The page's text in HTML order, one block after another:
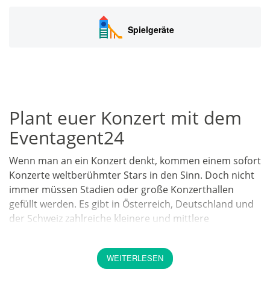
Spielgeräte
Plant euer Konzert mit dem
Eventagent24
Wenn man an ein Konzert denkt, kommen einem sofort
Konzerte weltberühmter Stars in den Sinn. Doch nicht
immer müssen Stadien oder große Konzerthallen
gefüllt werden. Es gibt in Österreich, Deutschland und
der Schweiz zahlreiche kleinere und mittlere
Stadtfesten, Kneipen, Restaurants. Ob als
Hintergrundmusik oder Hauptact, ob beim
WEITERLESEN